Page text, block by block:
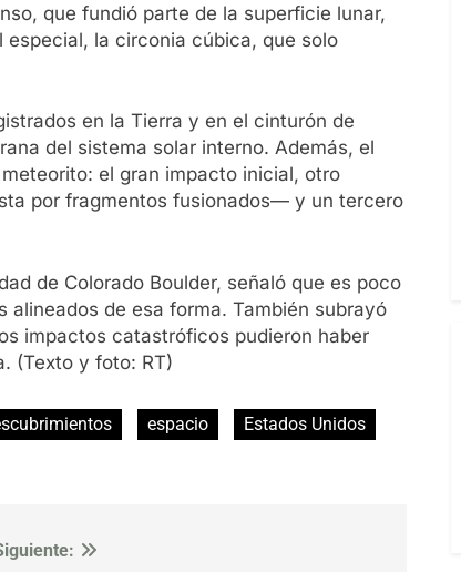
que fundió parte de la superficie lunar,
la circonia cúbica, que solo
en la Tierra y en el cinturón de
del sistema solar interno. Además, el
el gran impacto inicial, otro
por fragmentos fusionados— y un tercero
de Colorado Boulder, señaló que es poco
de esa forma. También subrayó
impactos catastróficos pudieron haber
(Texto y foto: RT)
espacio
Estados Unidos